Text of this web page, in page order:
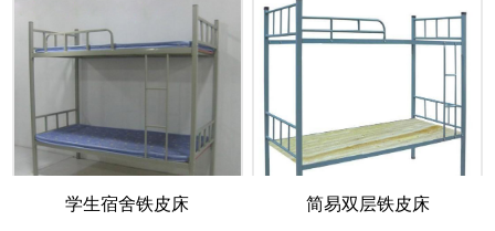
学生宿舍铁皮床 简易双层铁皮床